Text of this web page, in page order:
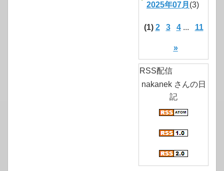
2025年07月 (3)
(1) 2 3 4... 11
»
RSS配信
nakanek さんの日
記